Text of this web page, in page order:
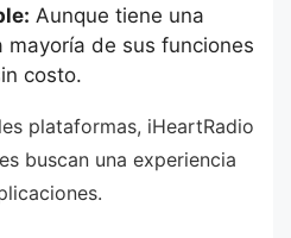
Aunque tiene una
mayoría de sus funciones
costo.
plataformas, iHeartRadio
buscan una experiencia